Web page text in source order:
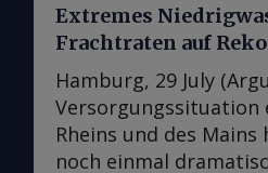
Pegel bei Kaub, der
Handelszentrum
Rotterdam-Antwerpen
am Oberrhein wie
sowie über den Main
ermöglicht, sank am
Extremes
Frachtraten auf
Hamburg, 29 July
Versorgungssituation
Rheins und des Mains
noch einmal